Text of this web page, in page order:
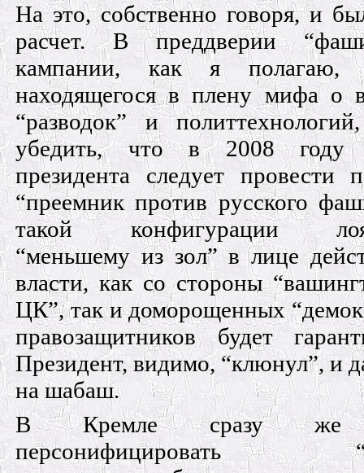
На это, собственно говоря, и
расчет. В преддверии
кампании, как я полагаю,
находящегося в плену мифа о
“разводок” и
убедить, что в 2008 году
президента следует провести
“преемник против русского
такой конфигурации
“меньшему из зол” в лице
власти, как со стороны
ЦК”, так и доморощенных
правозащитников будет
Президент, видимо, “клюнул”, и
на шабаш.
В Кремле сразу же
персонифицировать